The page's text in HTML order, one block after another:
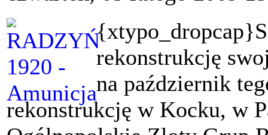
rekonstrukcję
na październik
rekonstrukcję w Kocku, w